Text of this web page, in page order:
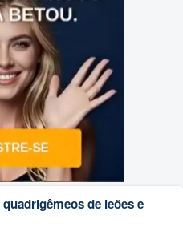
de leões e